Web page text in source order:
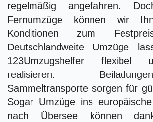
regelmäßig angefahren.
Fernumzüge können wir
Konditionen zum
Deutschlandweite Umzüge
123Umzugshelfer flexibel
realisieren.
Sammeltransporte sorgen für
Sogar Umzüge ins
nach Übersee können